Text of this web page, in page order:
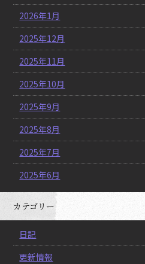
2026年1月
2025年12月
2025年11月
2025年10月
2025年9月
2025年8月
2025年7月
2025年6月
カテゴリー
日記
更新情報